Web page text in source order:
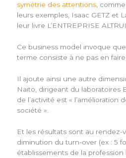
symétrie des attentions ,
leurs exemples, Isaac GETZ et
leur livre L’ENTREPRISE
Ce business model invoque
terme consiste à ne pas en
Il ajoute ainsi une autre
Naito, dirigeant du laboratoires
de l’activité est « l’amélioration
société ».
Et les résultats sont au rendez-
diminution du turn-over (ex : 5
établissements de la profession